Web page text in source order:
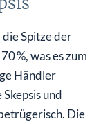
Spitze der
%, was es zum
Händler
und
Die